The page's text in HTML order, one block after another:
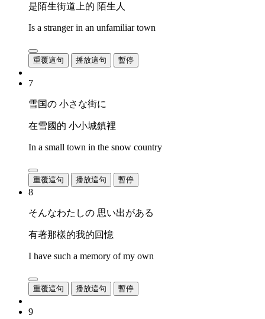
是陌生街道上的 陌生人
Is a stranger in an unfamiliar town
重覆這句 播放這句 暫停
7
雪国の 小さな街に
在雪國的 小小城鎮裡
In a small town in the snow country
重覆這句 播放這句 暫停
8
そんなわたしの 思い出がある
有著那樣的我的回憶
I have such a memory of my own
重覆這句 播放這句 暫停
9